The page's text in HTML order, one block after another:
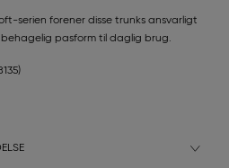
serien forener disse trunks ansvarligt
pasform til daglig brug.